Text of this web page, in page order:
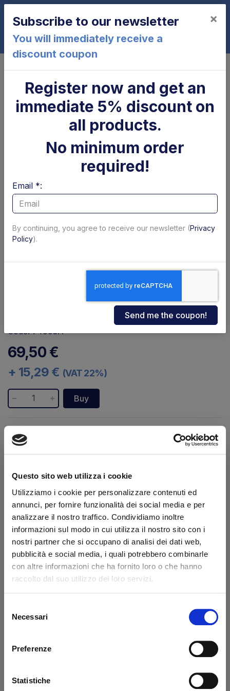
Questo sito web utilizza i cookie
Utilizziamo i cookie per personalizzare contenuti ed
annunci, per fornire funzionalità dei social media e per
analizzare il nostro traffico. Condividiamo inoltre
informazioni sul modo in cui utilizza il nostro sito con i
nostri partner che si occupano di analisi dei dati web,
pubblicità e social media, i quali potrebbero combinarle
con altre informazioni che ha fornito loro o che hanno
raccolto dal suo utilizzo dei loro servizi.
delNecessari
Preferenze
Statistiche
0
Kit staccabatteria F5 Anteo
Code: 74003A
69,50 €
+ 15,29 € (VAT 22%)
Buy
Availability:
Shipping within 24/48 hours
Brand:Anteo
Do you have a VAT number?
What they say about us
Excellent
business profile source
materials arrived correctly and on
knowledgeable, even in guiding me to
Subscribe to our newsletter
You will immediately receive a
discount coupon
×
Register now and get an
immediate 5% discount on
all products.
No minimum order
required!
Email *:
By continuing, you agree to receive our newsletter (Privacy
Policy).